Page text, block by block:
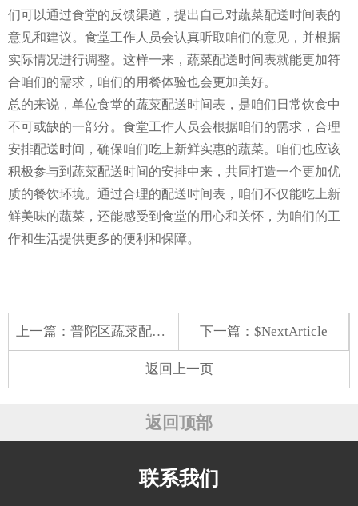
们可以通过食堂的反馈渠道，提出自己对蔬菜配送时间表的
意见和建议。食堂工作人员会认真听取咱们的意见，并根据
实际情况进行调整。这样一来，蔬菜配送时间表就能更加符
合咱们的需求，咱们的用餐体验也会更加美好。
总的来说，单位食堂的蔬菜配送时间表，是咱们日常饮食中
不可或缺的一部分。食堂工作人员会根据咱们的需求，合理
安排配送时间，确保咱们吃上新鲜实惠的蔬菜。咱们也应该
积极参与到蔬菜配送时间的安排中来，共同打造一个更加优
质的餐饮环境。通过合理的配送时间表，咱们不仅能吃上新
鲜美味的蔬菜，还能感受到食堂的用心和关怀，为咱们的工
作和生活提供更多的便利和保障。
上一篇： 普陀区蔬菜配送报价 下一篇：$NextArticle
返回上一页
返回顶部
联系我们